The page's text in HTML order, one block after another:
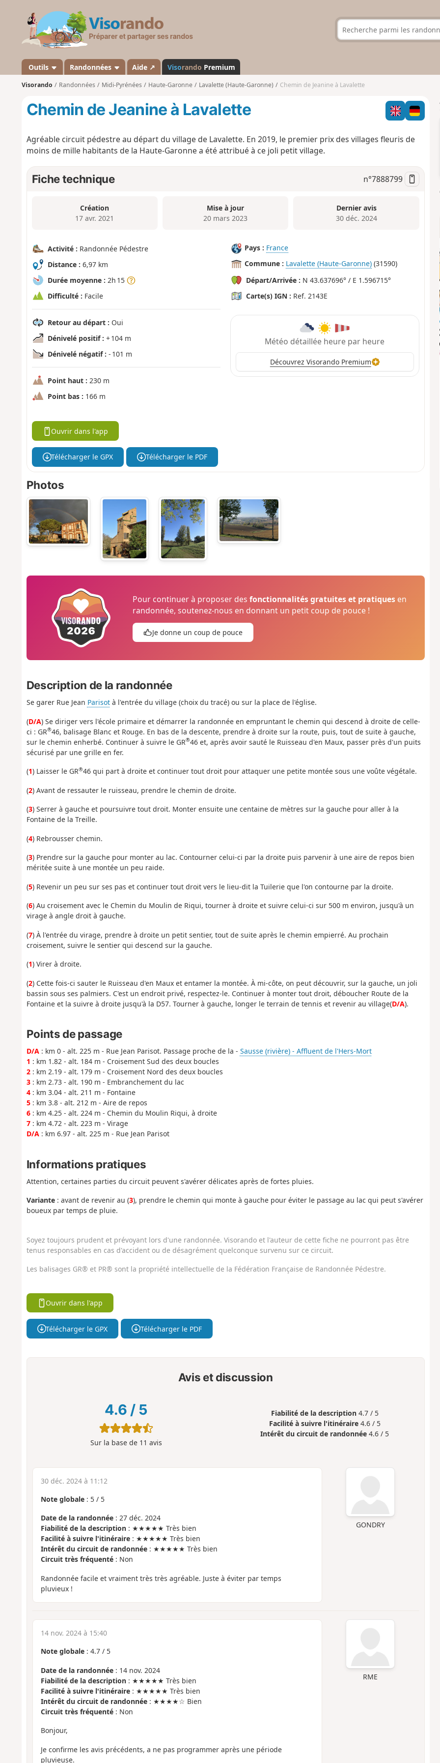
s
a
n
d
Outils Randonnées Aide ↗ Visorando Premium
Visorando Randonnées Midi-Pyrénées Haute-Garonne Lavalette (Haute-Garonne) Chemin de Jeanine à Lavalette
Chemin de Jeanine à Lavalette
Agréable circuit pédestre au départ du village de Lavalette. En 2019, le premier prix des villages fleuris de
moins de mille habitants de la Haute-Garonne a été attribué à ce joli petit village.
Fiche technique n°7888799
Création
17 avr. 2021
Mise à jour
20 mars 2023
Dernier avis
30 déc. 2024
Activité : Randonnée Pédestre
Distance : 6,97 km
Durée moyenne : 2h 15
Difficulté : Facile
Retour au départ : Oui
Dénivelé positif : + 104 m
Dénivelé négatif : - 101 m
Point haut : 230 m
Point bas : 166 m
Pays : France
Commune : Lavalette (Haute-Garonne) (31590)
Départ/Arrivée : N 43.637696° / E 1.596715°
Carte(s) IGN : Ref. 2143E
Météo détaillée heure par heure
Découvrez Visorando Premium
Ouvrir dans l'app
Télécharger le GPX Télécharger le PDF
Photos
Pour continuer à proposer desfonctionnalités gratuites et pratiques en
randonnée, soutenez-nous en donnant un petit coup de pouce !
Je donne un coup de pouce
Description de la randonnée
Se garer Rue Jean Parisotà l'entrée du village (choix du tracé) ou sur la place de l'église.
(D/A) Se diriger vers l'école primaire et démarrer la randonnée en empruntant le chemin qui descend à droite de celle-
ci : GR®46, balisage Blanc et Rouge. En bas de la descente, prendre à droite sur la route, puis, tout de suite à gauche,
sur le chemin enherbé. Continuer à suivre le GR®46 et, après avoir sauté le Ruisseau d'en Maux, passer près d'un puits
sécurisé par une grille en fer.
(1) Laisser le GR®46 qui part à droite et continuer tout droit pour attaquer une petite montée sous une voûte végétale.
(2) Avant de ressauter le ruisseau, prendre le chemin de droite.
(3) Serrer à gauche et poursuivre tout droit. Monter ensuite une centaine de mètres sur la gauche pour aller à la
Fontaine de la Treille.
(4) Rebrousser chemin.
(3) Prendre sur la gauche pour monter au lac. Contourner celui-ci par la droite puis parvenir à une aire de repos bien
méritée suite à une montée un peu raide.
(5) Revenir un peu sur ses pas et continuer tout droit vers le lieu-dit la Tuilerie que l'on contourne par la droite.
(6) Au croisement avec le Chemin du Moulin de Riqui, tourner à droite et suivre celui-ci sur 500 m environ, jusqu'à un
virage à angle droit à gauche.
(7) À l'entrée du virage, prendre à droite un petit sentier, tout de suite après le chemin empierré. Au prochain
croisement, suivre le sentier qui descend sur la gauche.
(1) Virer à droite.
(2) Cette fois-ci sauter le Ruisseau d'en Maux et entamer la montée. À mi-côte, on peut découvrir, sur la gauche, un joli
bassin sous ses palmiers. C'est un endroit privé, respectez-le. Continuer à monter tout droit, déboucher Route de la
Fontaine et la suivre à droite jusqu'à la D57. Tourner à gauche, longer le terrain de tennis et revenir au village(D/A).
Points de passage
D/A: km 0 - alt. 225 m - Rue Jean Parisot. Passage proche de la - Sausse (rivière) - Affluent de l'Hers-Mort
1 : km 1.82 - alt. 184 m - Croisement Sud des deux boucles
2: km 2.19 - alt. 179 m - Croisement Nord des deux boucles
3: km 2.73 - alt. 190 m - Embranchement du lac
4: km 3.04 - alt. 211 m - Fontaine
5: km 3.8 - alt. 212 m - Aire de repos
6: km 4.25 - alt. 224 m - Chemin du Moulin Riqui, à droite
7: km 4.72 - alt. 223 m - Virage
D/A: km 6.97 - alt. 225 m - Rue Jean Parisot
Informations pratiques
Attention, certaines parties du circuit peuvent s'avérer délicates après de fortes pluies.
Variante: avant de revenir au (3), prendre le chemin qui monte à gauche pour éviter le passage au lac qui peut s'avérer
boueux par temps de pluie.
Soyez toujours prudent et prévoyant lors d'une randonnée. Visorando et l'auteur de cette fiche ne pourront pas être
tenus responsables en cas d'accident ou de désagrément quelconque survenu sur ce circuit.
Les balisages GR® et PR® sont la propriété intellectuelle de la Fédération Française de Randonnée Pédestre.
Ouvrir dans l'app
Télécharger le GPX Télécharger le PDF
Avis et discussion
4.6 / 5
Sur la base de 11 avis
Fiabilité de la description 4.7 / 5
Facilité à suivre l'itinéraire 4.6 / 5
Intérêt du circuit de randonnée 4.6 / 5
GONDRY
30 déc. 2024 à 11:12
Note globale: 5/ 5
Date de la randonnée: 27 déc. 2024
Fiabilité de la description: ★★★★★ Très bien
Facilité à suivre l'itinéraire: ★★★★★ Très bien
Intérêt du circuit de randonnée: ★★★★★ Très bien
Circuit très fréquenté: Non
Randonnée facile et vraiment très très agréable. Juste à éviter par temps
pluvieux !
RME
14 nov. 2024 à 15:40
Note globale: 4.7/ 5
Date de la randonnée: 14 nov. 2024
Fiabilité de la description: ★★★★★ Très bien
Facilité à suivre l'itinéraire: ★★★★★ Très bien
Intérêt du circuit de randonnée: ★★★★☆ Bien
Circuit très fréquenté: Non
Bonjour,
Je confirme les avis précédents, a ne pas programmer après une période
pluvieuse.